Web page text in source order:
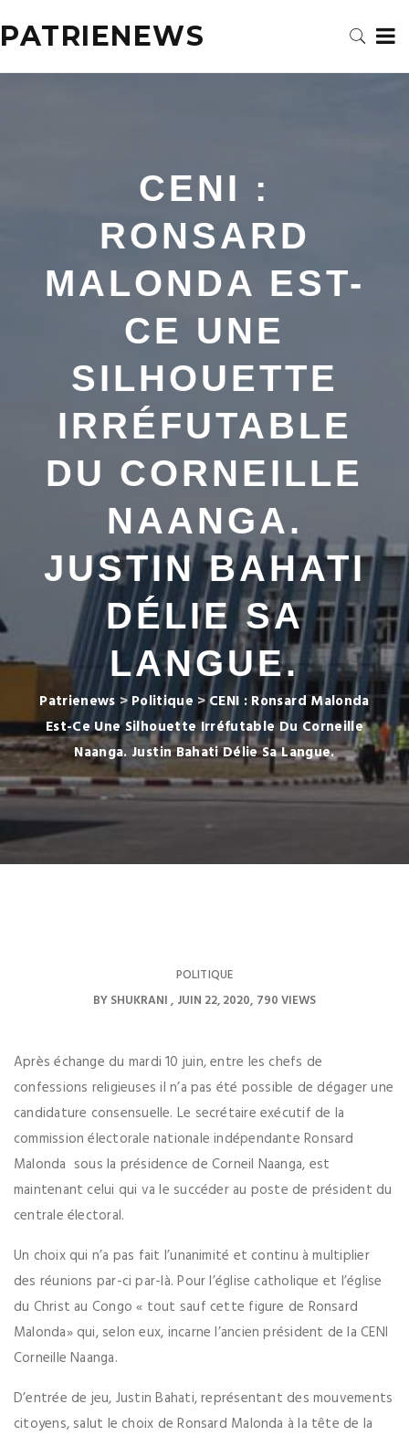
PATRIENEWS
CENI :
RONSARD
MALONDA EST-
CE UNE
SILHOUETTE
IRRÉFUTABLE
DU CORNEILLE
NAANGA.
JUSTIN BAHATI
DÉLIE SA
LANGUE.
Patrienews > Politique >CENI : Ronsard Malonda
Est-Ce Une Silhouette Irréfutable Du Corneille
Naanga. Justin Bahati Délie Sa Langue.
POLITIQUE
BYSHUKRANI JUIN 22, 2020 790 VIEWS
Après échange du mardi 10 juin, entre les chefs de
confessions religieuses il n’a pas été possible de dégager une
candidature consensuelle. Le secrétaire exécutif de la
commission électorale nationale indépendante Ronsard
Malonda sous la présidence de Corneil Naanga, est
maintenant celui qui va le succéder au poste de président du
centrale électoral.
Un choix qui n’a pas fait l’unanimité et continu à multiplier
des réunions par-ci par-là. Pour l’église catholique et l’église
du Christ au Congo « tout sauf cette figure de Ronsard
Malonda» qui, selon eux, incarne l’ancien président de la CENI
Corneille Naanga.
D’entrée de jeu, Justin Bahati, représentant des mouvements
citoyens, salut le choix de Ronsard Malonda à la tête de la